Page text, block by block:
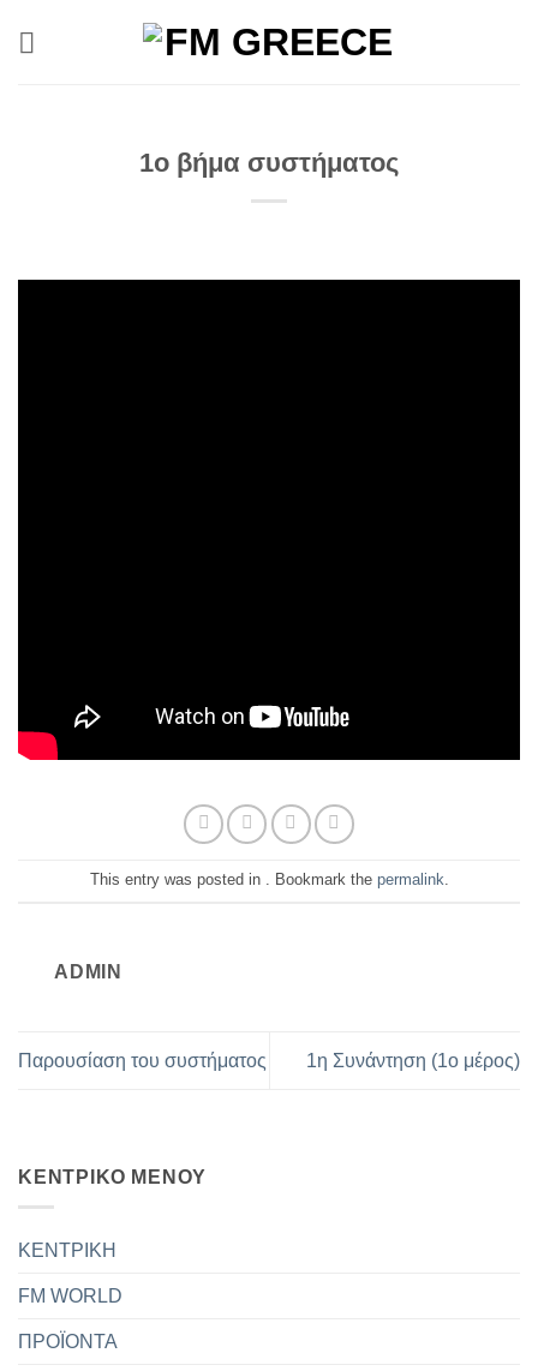
1o βήμα συστήματος
This entry was posted in . Bookmark the permalink.
ADMIN
Παρουσίαση του συστήματος 1η Συνάντηση (1ο μέρος)
ΚΕΝΤΡΙΚΟ ΜΕΝΟΥ
ΚΕΝΤΡΙΚΗ
FM WORLD
ΠΡΟΪΟΝΤΑ